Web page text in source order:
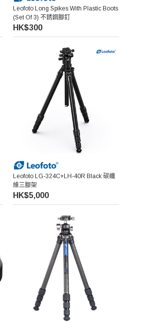
Leofoto Long Spikes With Plastic Boots
(Set Of 3) 不銹鋼腳釘
HK$300
Leofoto LG-324C+LH-40R Black 碳纖
維三腳架
HK$5,000